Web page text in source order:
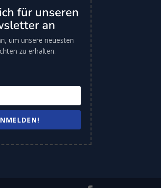
für unseren
an
um unsere neuesten
zu erhalten.